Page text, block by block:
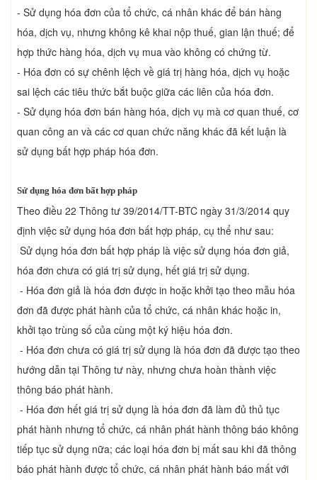
- Sử dụng hóa đơn của tổ chức, cá nhân khác để bán hàng
hóa, dịch vụ, nhưng không kê khai nộp thuế, gian lận thuế; để
hợp thức hàng hóa, dịch vụ mua vào không có chứng từ.
- Hóa đơn có sự chênh lệch về giá trị hàng hóa, dịch vụ hoặc
sai lệch các tiêu thức bắt buộc giữa các liên của hóa đơn.
- Sử dụng hóa đơn bán hàng hóa, dịch vụ mà cơ quan thuế, cơ
quan công an và các cơ quan chức năng khác đã kết luận là
sử dụng bất hợp pháp hóa đơn.
Sử dụng hóa đơn bất hợp pháp
Theo điều 22 Thông tư 39/2014/TT-BTC ngày 31/3/2014 quy
định việc sử dụng hóa đơn bất hợp pháp, cụ thể như sau:
Sử dụng hóa đơn bất hợp pháp là việc sử dụng hóa đơn giả,
hóa đơn chưa có giá trị sử dụng, hết giá trị sử dụng.
- Hóa đơn giả là hóa đơn được in hoặc khởi tạo theo mẫu hóa
đơn đã được phát hành của tổ chức, cá nhân khác hoặc in,
khởi tạo trùng số của cùng một ký hiệu hóa đơn.
- Hóa đơn chưa có giá trị sử dụng là hóa đơn đã được tạo theo
hướng dẫn tại Thông tư này, nhưng chưa hoàn thành việc
thông báo phát hành.
- Hóa đơn hết giá trị sử dụng là hóa đơn đã làm đủ thủ tục
phát hành nhưng tổ chức, cá nhân phát hành thông báo không
tiếp tục sử dụng nữa; các loại hóa đơn bị mất sau khi đã thông
báo phát hành được tổ chức, cá nhân phát hành báo mất với